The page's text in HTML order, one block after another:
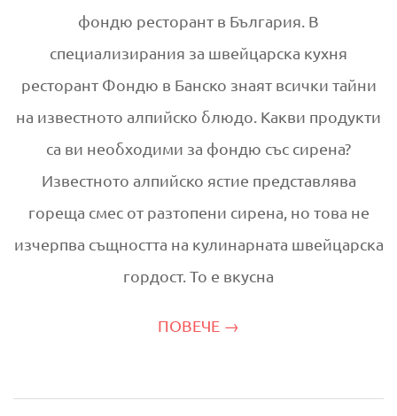
фондю ресторант в България. В
специализирания за швейцарска кухня
ресторант Фондю в Банско знаят всички тайни
на известното алпийско блюдо. Какви продукти
са ви необходими за фондю със сирена?
Известното алпийско ястие представлява
гореща смес от разтопени сирена, но това не
изчерпва същността на кулинарната швейцарска
гордост. То е вкусна
ПОВЕЧЕ →